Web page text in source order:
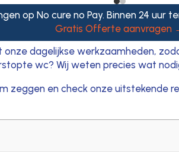
op No cure no Pay. Binnen 24 uur
Gratis Offerte aanvragen
dagelijkse werkzaamheden,
wc? Wij weten precies wat
zeggen en check onze uitstekende